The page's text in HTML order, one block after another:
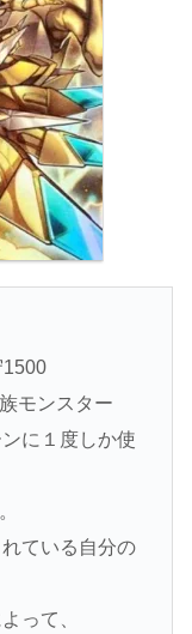
1500
モンスター
に１度しか使
ている自分の
って、